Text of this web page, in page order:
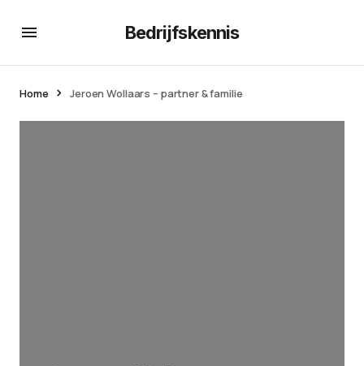
Bedrijfskennis
Home Jeroen Wollaars – partner & familie